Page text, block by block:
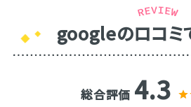
googleのロコミ
総合評価 4.3